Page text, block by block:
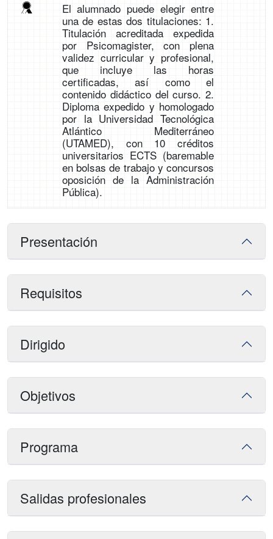
El alumnado puede elegir entre
una de estas dos titulaciones: 1.
Titulación acreditada expedida
por Psicomagister, con plena
validez curricular y profesional,
que incluye las horas
certificadas, así como el
contenido didáctico del curso. 2.
Diploma expedido y homologado
por la Universidad Tecnológica
Atlántico Mediterráneo
(UTAMED), con 10 créditos
universitarios ECTS (baremable
en bolsas de trabajo y concursos
oposición de la Administración
Pública).
Presentación
Requisitos
Dirigido
Objetivos
Programa
Salidas profesionales